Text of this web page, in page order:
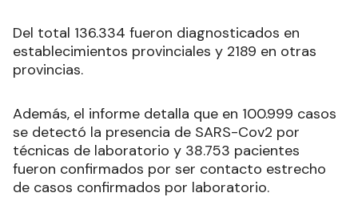
Del total 136.334 fueron diagnosticados en
establecimientos provinciales y 2189 en otras
provincias.
Además, el informe detalla que en 100.999 casos
se detectó la presencia de SARS-Cov2 por
técnicas de laboratorio y 38.753 pacientes
fueron confirmados por ser contacto estrecho
de casos confirmados por laboratorio.